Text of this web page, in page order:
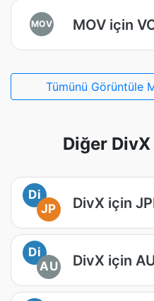
MOV MOV için
Tümünü Görüntüle
Diğer
Di
JP
DivX için
Di
AU
DivX için